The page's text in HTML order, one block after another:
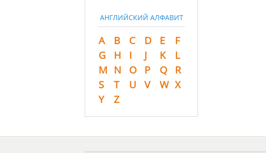
АНГЛИЙСКИЙ АЛФАВИТ
A B C D E
F
G
H I J K
L
M N O P Q
R
S
T U V W X
Y
Z